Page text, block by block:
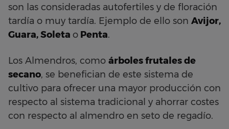
son las consideradas autofertiles y de floración
tardía o muy tardía. Ejemplo de ello son Avijor,
Guara, Soleta o Penta.
Los Almendros, como árboles frutales de
secano, se benefician de este sistema de
cultivo para ofrecer una mayor producción con
respecto al sistema tradicional y ahorrar costes
con respecto al almendro en seto de regadío.